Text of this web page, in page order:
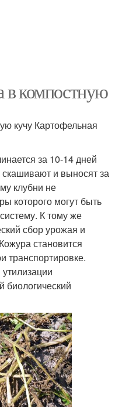
в компостную
кучу Картофельная
за 10-14 дней
и выносят за
клубни не
которого могут быть
К тому же
сбор урожая и
становится
транспортировке.
биологический